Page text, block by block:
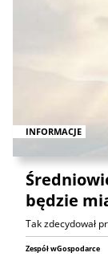
INFORMACJE
będzie
Tak zdecydował
Zespół wGospodarce